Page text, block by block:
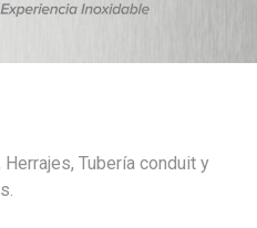
Tubería conduit y